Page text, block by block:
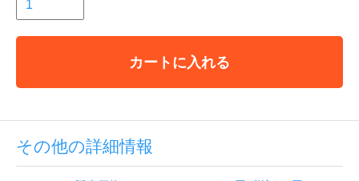
カートに入れる
その他の詳細情報